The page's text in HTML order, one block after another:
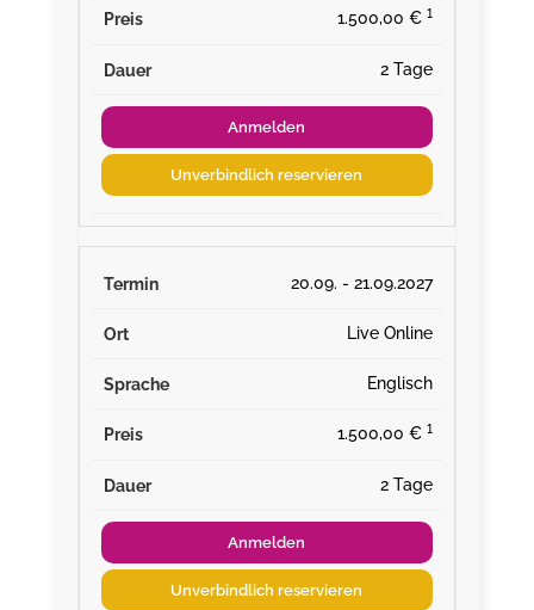
1.500,00 € ¹
2 Tage
Anmelden
Unverbindlich reservieren
20.09. - 21.09.2027
Live Online
Englisch
1.500,00 € ¹
2 Tage
Anmelden
Unverbindlich reservieren